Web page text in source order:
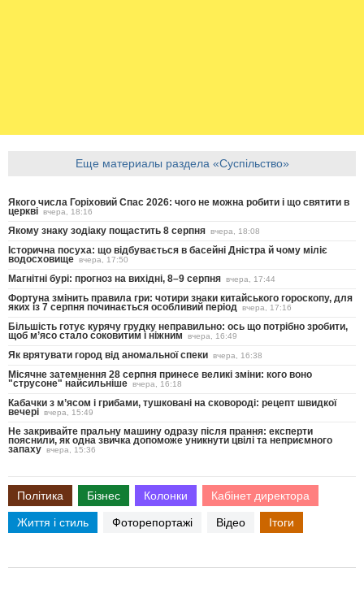
Еще материалы раздела «Суспільство»
Якого числа Горіховий Спас 2026: чого не можна робити і що святити в
церкві вчера, 18:16
Якому знаку зодіаку пощастить 8 серпня вчера, 18:08
Історична посуха: що відбувається в басейні Дністра й чому міліє
водосховище вчера, 17:50
Магнітні бурі: прогноз на вихідні, 8–9 серпня вчера, 17:44
Фортуна змінить правила гри: чотири знаки китайського гороскопу, для
яких із 7 серпня починається особливий період вчера, 17:16
Більшість готує курячу грудку неправильно: ось що потрібно зробити,
щоб м’ясо стало соковитим і ніжним вчера, 16:49
Як врятувати город від аномальної спеки вчера, 16:38
Місячне затемнення 28 серпня принесе великі зміни: кого воно
"струсоне" найсильніше вчера, 16:18
Кабачки з м’ясом і грибами, тушковані на сковороді: рецепт швидкої
вечері вчера, 15:49
Не закривайте пральну машину одразу після прання: експерти
пояснили, як одна звичка допоможе уникнути цвілі та неприємного
запаху вчера, 15:36
Політика Бізнес Колонки Кабінет директора
Життя і стиль Фоторепортажі Відео Ітоги